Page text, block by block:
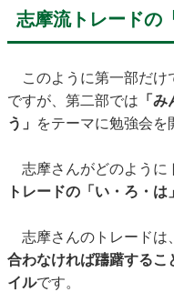
志摩流トレードの
このように第一部だけ
ですが、第二部では 「
う」
をテーマに勉強会を
志摩さんがどのように
トレードの「い・ろ・
志摩さんのトレードは、
合わなければ躊躇するこ
イルです。